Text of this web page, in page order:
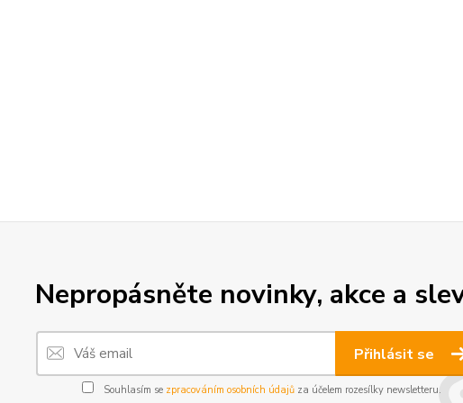
Nepropásněte novinky, akce a
Přihlásit se
Souhlasím se zpracováním osobních údajůza účelem rozesílky newsletteru.